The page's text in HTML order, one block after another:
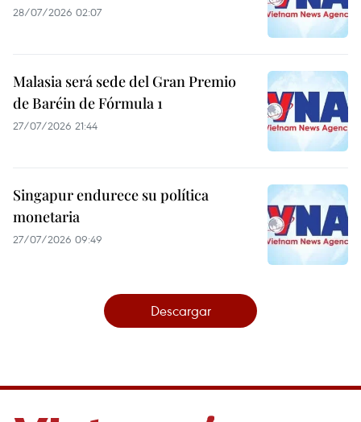
28/07/2026 02:07
Malasia será sede del Gran Premio
de Baréin de Fórmula 1
27/07/2026 21:44
Singapur endurece su política
monetaria
27/07/2026 09:49
Descargar